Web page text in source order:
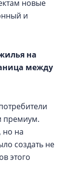
новые
и
на
между
премиум.
но на
создать не
этого